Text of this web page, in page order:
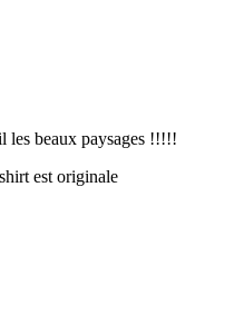
les beaux paysages !!!!!
est originale